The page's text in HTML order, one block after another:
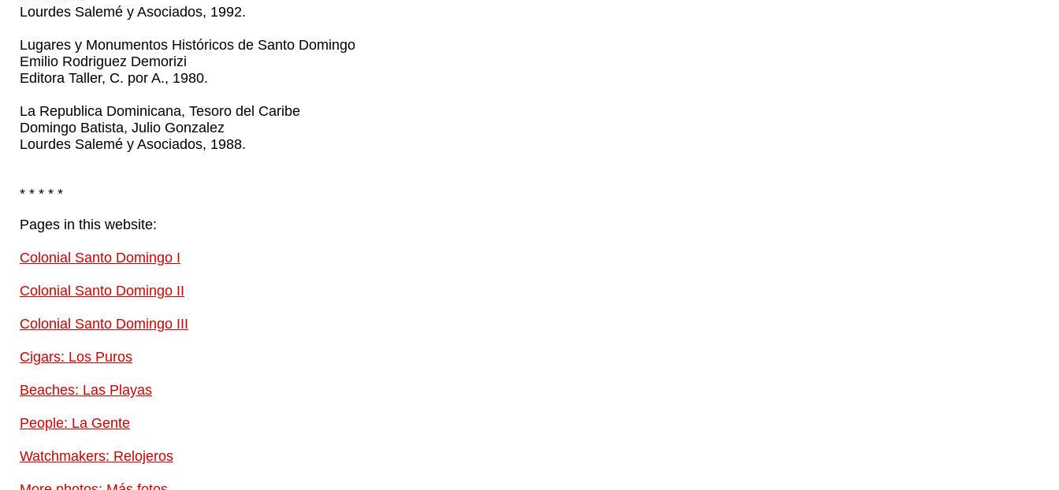
Lourdes Salemé y Asociados, 1992.
Lugares y Monumentos Históricos de Santo Domingo
Emilio Rodriguez Demorizi
Editora Taller, C. por A., 1980.
La Republica Dominicana, Tesoro del Caribe
Domingo Batista, Julio Gonzalez
Lourdes Salemé y Asociados, 1988.
* * * * *
Pages in this website:
Colonial Santo Domingo I
Colonial Santo Domingo II
Colonial Santo Domingo III
Cigars: Los Puros
Beaches: Las Playas
People: La Gente
Watchmakers: Relojeros